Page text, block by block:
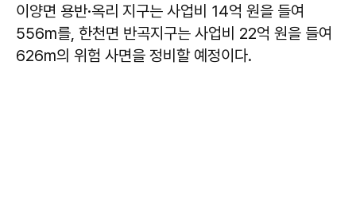
이양면 용반·옥리 지구는 사업비 14억 원을 들여
556m를, 한천면 반곡지구는 사업비 22억 원을 들여
626m의 위험 사면을 정비할 예정이다.